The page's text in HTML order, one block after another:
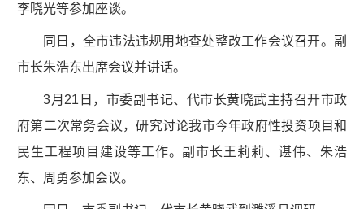
李晓光等参加座谈。
同日，全市违法违规用地查处整改工作会议召开。副
市长朱浩东出席会议并讲话。
3月21日，市委副书记、代市长黄晓武主持召开市政
府第二次常务会议，研究讨论我市今年政府性投资项目和
民生工程项目建设等工作。副市长王莉莉、谌伟、朱浩
东、周勇参加会议。